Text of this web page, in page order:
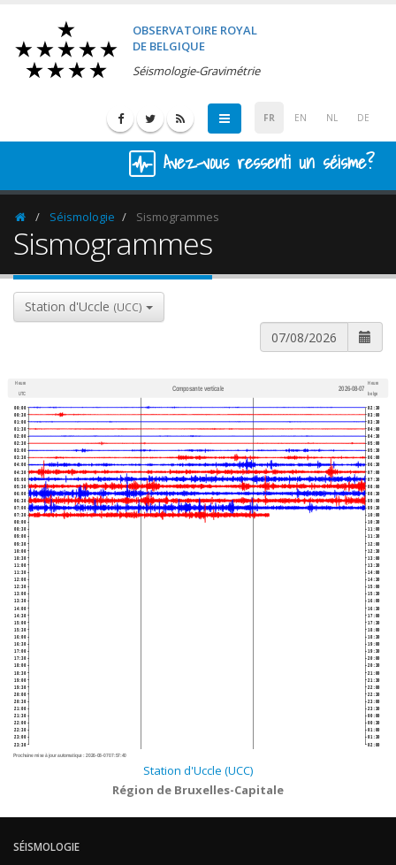
OBSERVATOIRE ROYAL
DE BELGIQUE
Séismologie-Gravimétrie
FR EN NL DE
Avez-vous ressenti un séisme?
HomepageSéismologie Sismogrammes
Sismogrammes
Station d'Uccle (UCC)
Heure
UTC
Composante verticale 2026-08-07
Heure
belge
00:00
00:30
01:00
01:30
02:00
02:30
03:00
03:30
04:00
04:30
05:00
05:30
06:00
06:30
07:00
07:30
08:00
08:30
09:00
09:30
10:00
10:30
11:00
11:30
12:00
12:30
13:00
13:30
14:00
14:30
15:00
15:30
16:00
16:30
17:00
17:30
18:00
18:30
19:00
19:30
20:00
20:30
21:00
21:30
22:00
22:30
23:00
23:30
02:30
03:00
03:30
04:00
04:30
05:00
05:30
06:00
06:30
07:00
07:30
08:00
08:30
09:00
09:30
10:00
10:30
11:00
11:30
12:00
12:30
13:00
13:30
14:00
14:30
15:00
15:30
16:00
16:30
17:00
17:30
18:00
18:30
19:00
19:30
20:00
20:30
21:00
21:30
22:00
22:30
23:00
23:30
00:00
00:30
01:00
01:30
02:00
Prochaine mise à jour automatique :2026-08-07 07:57:40
Station d'Uccle (UCC)
Région de Bruxelles-Capitale
SÉISMOLOGIE